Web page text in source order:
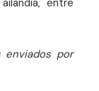
entre
enviados por